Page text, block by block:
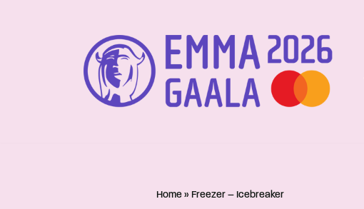
Home » Freezer – Icebreaker